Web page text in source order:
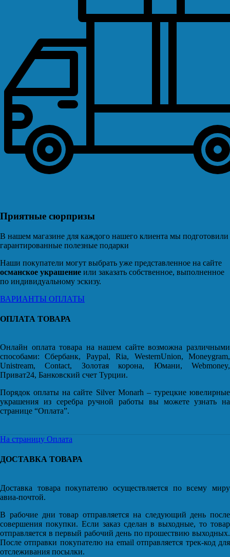
Приятные сюрпризы
В нашем магазине для каждого нашего клиента мы подготовили
гарантированные полезные подарки
Наши покупатели могут выбрать уже представленное на сайте
османское украшение или заказать собственное, выполненное
по индивидуальному эскизу.
ВАРИАНТЫ ОПЛАТЫ
ОПЛАТА ТОВАРА
Онлайн оплата товара на нашем сайте возможна различными
способами: Сбербанк, Paypal, Ria, WesternUnion, Moneygram,
Unistream, Contact, Золотая корона, Юмани, Webmoney,
Приват24, Банковский счет Турции.
Порядок оплаты на сайте Silver Monarh – турецкие ювелирные
украшения из серебра ручной работы вы можете узнать на
странице “Оплата”.
На страницу Оплата
ДОСТАВКА ТОВАРА
Доставка товара покупателю осуществляется по всему миру
авиа-почтой.
В рабочие дни товар отправляется на следующий день после
совершения покупки. Если заказ сделан в выходные, то товар
отправляется в первый рабочий день по прошествию выходных.
После отправки покупателю на email отправляется трек-код для
отслеживания посылки.